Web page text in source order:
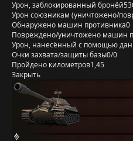
Урон, заблокированный бронёй
Урон союзникам (уничтожено/
Обнаружено машин противника0
Повреждено/уничтожено машин
Урон, нанесённый с помощью
Очки захвата/защиты базы0/0
Пройдено километров1,45
Закрыть